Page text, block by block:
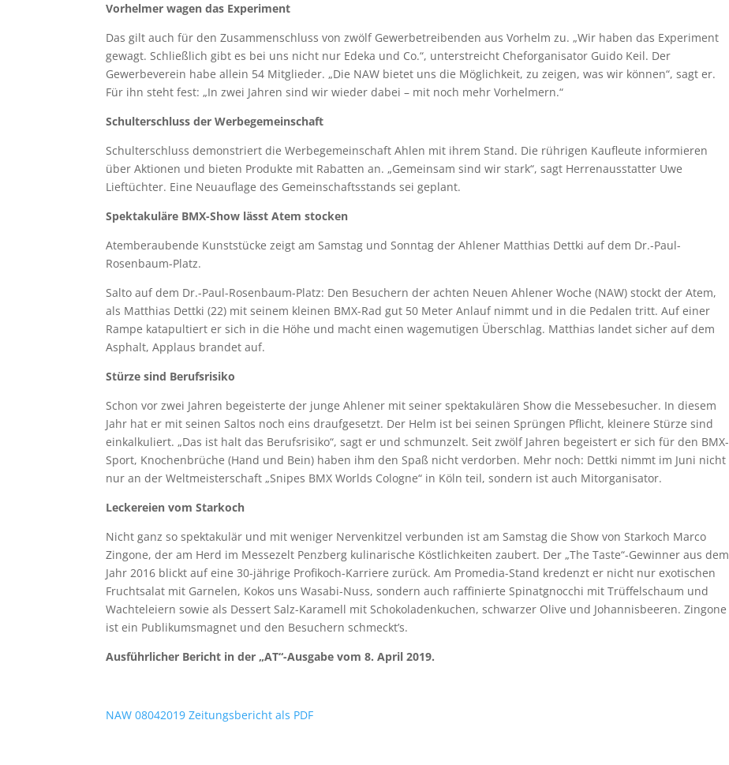
Vorhelmer wagen das Experiment
Das gilt auch für den Zusammenschluss von zwölf Gewerbetreibenden aus Vorhelm zu. „Wir haben das Experiment
gewagt. Schließlich gibt es bei uns nicht nur Edeka und Co.“, unterstreicht Cheforganisator Guido Keil. Der
Gewerbeverein habe allein 54 Mitglieder. „Die NAW bietet uns die Möglichkeit, zu zeigen, was wir können“, sagt er.
Für ihn steht fest: „In zwei Jahren sind wir wieder dabei – mit noch mehr Vorhelmern.“
Schulterschluss der Werbegemeinschaft
Schulterschluss demonstriert die Werbegemeinschaft Ahlen mit ihrem Stand. Die rührigen Kaufleute informieren
über Aktionen und bieten Produkte mit Rabatten an. „Gemeinsam sind wir stark“, sagt Herrenausstatter Uwe
Lieftüchter. Eine Neuauflage des Gemeinschaftsstands sei geplant.
Spektakuläre BMX-Show lässt Atem stocken
Atemberaubende Kunststücke zeigt am Samstag und Sonntag der Ahlener Matthias Dettki auf dem Dr.-Paul-
Rosenbaum-Platz.
Salto auf dem Dr.-Paul-Rosenbaum-Platz: Den Besuchern der achten Neuen Ahlener Woche (NAW) stockt der Atem,
als Matthias Dettki (22) mit seinem kleinen BMX-Rad gut 50 Meter Anlauf nimmt und in die Pedalen tritt. Auf einer
Rampe katapultiert er sich in die Höhe und macht einen wagemutigen Überschlag. Matthias landet sicher auf dem
Asphalt, Applaus brandet auf.
Stürze sind Berufsrisiko
Schon vor zwei Jahren begeisterte der junge Ahlener mit seiner spektakulären Show die Messebesucher. In diesem
Jahr hat er mit seinen Saltos noch eins draufgesetzt. Der Helm ist bei seinen Sprüngen Pflicht, kleinere Stürze sind
einkalkuliert. „Das ist halt das Berufsrisiko“, sagt er und schmunzelt. Seit zwölf Jahren begeistert er sich für den BMX-
Sport, Knochenbrüche (Hand und Bein) haben ihm den Spaß nicht verdorben. Mehr noch: Dettki nimmt im Juni nicht
nur an der Weltmeisterschaft „Snipes BMX Worlds Cologne“ in Köln teil, sondern ist auch Mitorganisator.
Leckereien vom Starkoch
Nicht ganz so spektakulär und mit weniger Nervenkitzel verbunden ist am Samstag die Show von Starkoch Marco
Zingone, der am Herd im Messezelt Penzberg kulinarische Köstlichkeiten zaubert. Der „The Taste“-Gewinner aus dem
Jahr 2016 blickt auf eine 30-jährige Profikoch-Karriere zurück. Am Promedia-Stand kredenzt er nicht nur exotischen
Fruchtsalat mit Garnelen, Kokos uns Wasabi-Nuss, sondern auch raffinierte Spinatgnocchi mit Trüffelschaum und
Wachteleiern sowie als Dessert Salz-Karamell mit Schokoladenkuchen, schwarzer Olive und Johannisbeeren. Zingone
ist ein Publikumsmagnet und den Besuchern schmeckt’s.
Ausführlicher Bericht in der „AT“-Ausgabe vom 8. April 2019.
NAW 08042019 Zeitungsbericht als PDF